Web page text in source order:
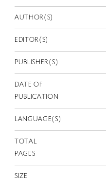
EN
AUTHOR(S)
EDITOR(S)
PUBLISHER(S)
DATE OF
PUBLICATION
LANGUAGE(S)
TOTAL
PAGES
SIZE